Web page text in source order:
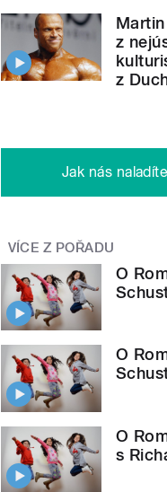
z
z
Jak nás
VÍCE Z POŘADU
O
O
O
s